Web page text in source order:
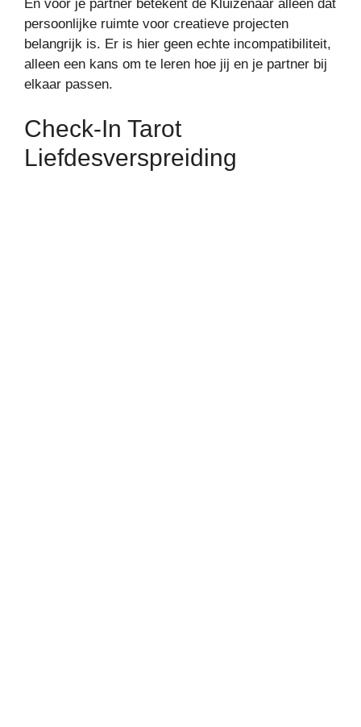
En voor je partner betekent de Kluizenaar alleen dat
persoonlijke ruimte voor creatieve projecten
belangrijk is. Er is hier geen echte incompatibiliteit,
alleen een kans om te leren hoe jij en je partner bij
elkaar passen.
Check-In Tarot
Liefdesverspreiding